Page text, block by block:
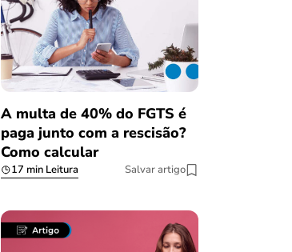
A multa de 40% do FGTS é
paga junto com a rescisão?
Como calcular
17 min Leitura Salvar artigo